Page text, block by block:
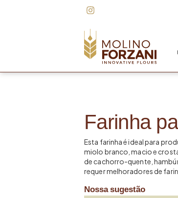
Farinha
Esta farinha é ideal para
miolo branco, macio e
de cachorro-quente,
requer melhoradores de
Nossa sugestão